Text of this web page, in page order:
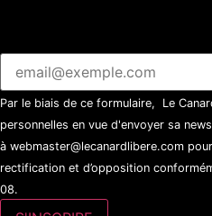
Par le biais de ce formulaire, Le
personnelles en vue d'envoyer sa
à webmaster@lecanardlibere.com
rectification et d’opposition
08.